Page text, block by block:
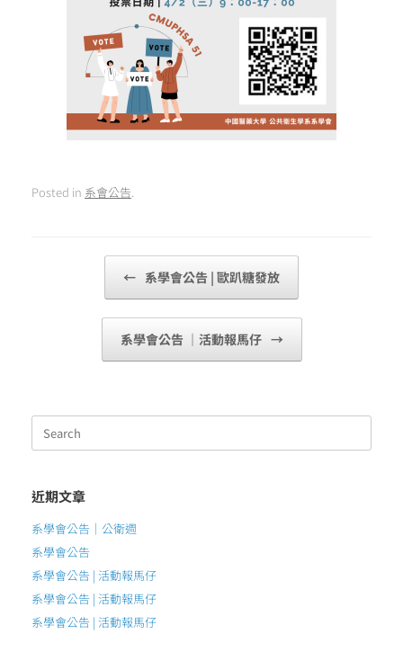
Posted in 系會公告.
← 系學會公告 | 歐趴糖發放
系學會公告 ｜活動報馬仔 →
for:
近期文章
系學會公告｜公衛週
系學會公告
系學會公告 | 活動報馬仔
系學會公告 | 活動報馬仔
系學會公告 | 活動報馬仔